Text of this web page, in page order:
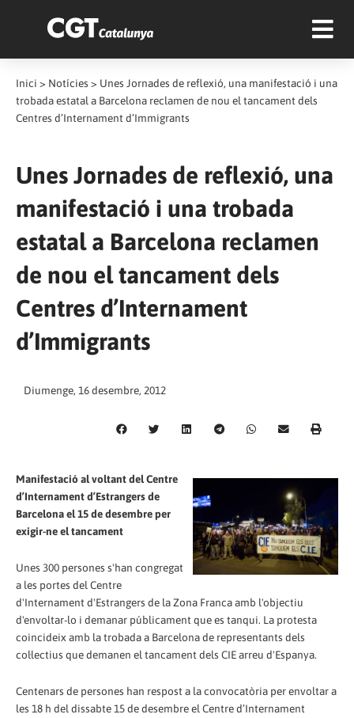
Inici > Notícies > Unes Jornades de reflexió, una manifestació i una
trobada estatal a Barcelona reclamen de nou el tancament dels
Centres d’Internament d’Immigrants
Unes Jornades de reflexió, una
manifestació i una trobada
estatal a Barcelona reclamen
de nou el tancament dels
Centres d’Internament
d’Immigrants
Diumenge, 16 desembre, 2012
Manifestació al voltant del Centre
d’Internament d’Estrangers de
Barcelona el 15 de desembre per
exigir-ne el tancament
Unes 300 persones s'han congregat
a les portes del Centre
d'Internament d'Estrangers de la Zona Franca amb l'objectiu
d'envoltar-lo i demanar públicament que es tanqui. La protesta
coincideix amb la trobada a Barcelona de representants dels
col·lectius que demanen el tancament dels CIE arreu d'Espanya.
Centenars de persones han respost a la convocatòria per envoltar a
les 18 h del dissabte 15 de desembre el Centre d’Internament